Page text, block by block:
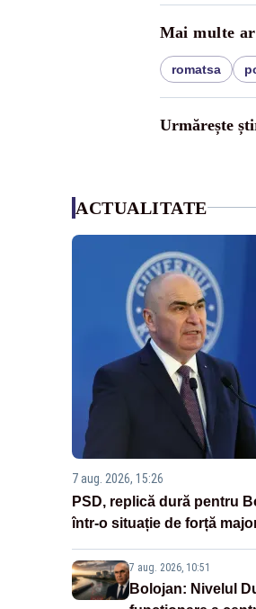
Mai multe
romatsa
Urmărește
ACTUALITATE
7 aug. 2026, 15:26
PSD, replică dură pentru
într-o situație de forță
7 aug. 2026, 10:51
Bolojan: Nivelul